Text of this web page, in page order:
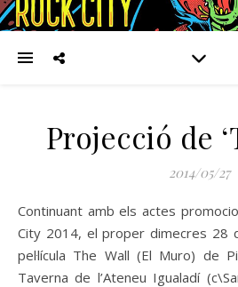
Projecció de
2014/05/27
Continuant amb els actes promocionals de l’Igualada Rock
City 2014, el proper dimecres 28
pel·lícula The Wall (El Muro) de
Taverna de l’Ateneu Igualadí